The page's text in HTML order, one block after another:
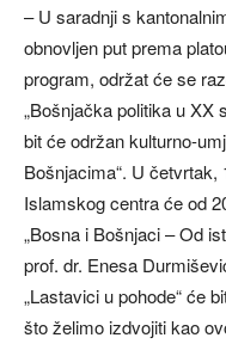
– U saradnji s
obnovljen put prema
program, održat će se
„Bošnjačka politika u XX
bit će održan kulturno-
Bošnjacima“. U četvrtak,
Islamskog centra će od
„Bosna i Bošnjaci – Od
prof. dr. Enesa
„Lastavici u pohode“ će
što želimo izdvojiti kao